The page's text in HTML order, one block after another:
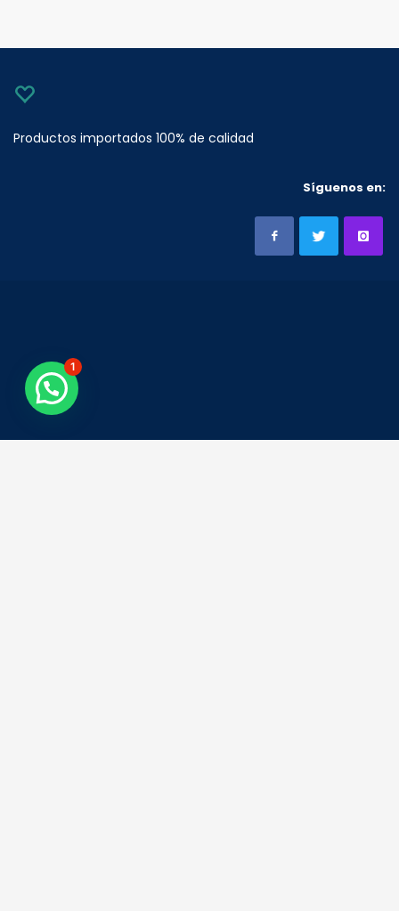
Productos importados 100% de calidad
Síguenos en:
1